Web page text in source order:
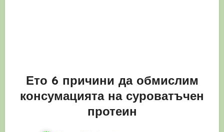
Ето 6 причини да обмислим
консумацията на суроватъчен
протеин